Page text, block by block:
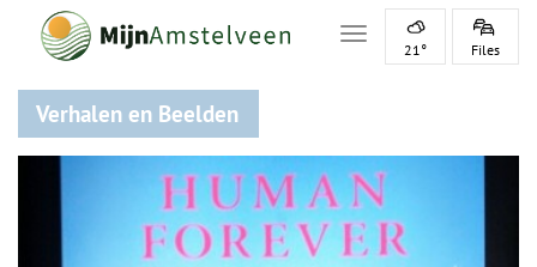
Toggle navigation
21° Files
Verhalen en Beelden